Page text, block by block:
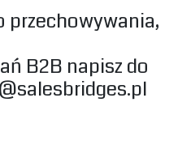
przechowywania,
B2B napisz do